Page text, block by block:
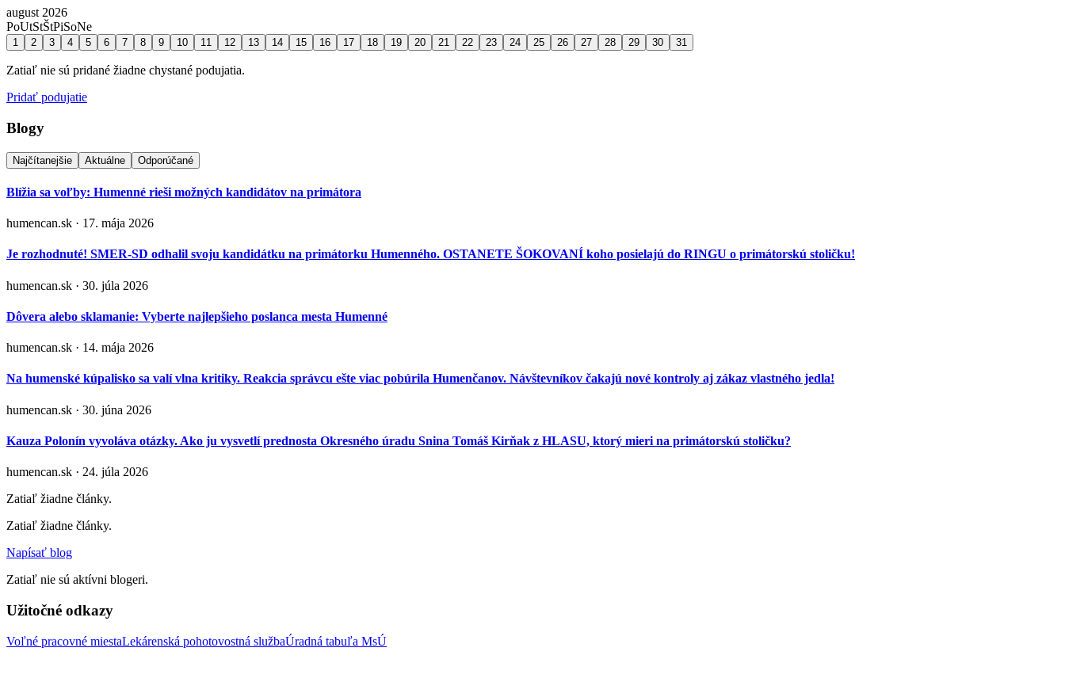
august 2026
PoUtStŠtPiSoNe
1 2 3 4 5 6 7 8 9 10 11 12 13 14 15 16 17 18 19 20 21 22 23 24 25 26 27 28 29 30 31
Zatiaľ nie sú pridané žiadne chystané podujatia.
Pridať podujatie
Blogy
Najčítanejšie Aktuálne Odporúčané
Blížia sa voľby: Humenné rieši možných kandidátov na primátora
humencan.sk · 17. mája 2026
Je rozhodnuté! SMER-SD odhalil svoju kandidátku na primátorku Humenného. OSTANETE ŠOKOVANÍ koho posielajú do RINGU o primátorskú stoličku!
humencan.sk · 30. júla 2026
Dôvera alebo sklamanie: Vyberte najlepšieho poslanca mesta Humenné
humencan.sk · 14. mája 2026
Na humenské kúpalisko sa valí vlna kritiky. Reakcia správcu ešte viac pobúrila Humenčanov. Návštevníkov čakajú nové kontroly aj zákaz vlastného jedla!
humencan.sk · 30. júna 2026
Kauza Polonín vyvoláva otázky. Ako ju vysvetlí prednosta Okresného úradu Snina Tomáš Kirňak z HLASU, ktorý mieri na primátorskú stoličku?
humencan.sk · 24. júla 2026
Zatiaľ žiadne články.
Zatiaľ žiadne články.
Napísať blog
Zatiaľ nie sú aktívni blogeri.
Užitočné odkazy
Voľné pracovné miestaLekárenská pohotovostná službaÚradná tabuľa MsÚ